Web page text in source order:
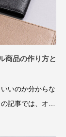
商品の作り方と
いのか分からな
記事では、オリ